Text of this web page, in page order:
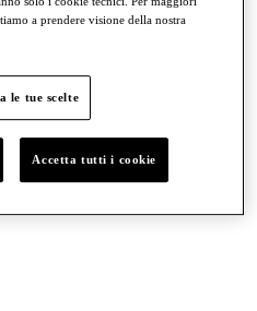
SEATCUPRA
a prendere visione della nostra
le tue scelte
Accetta tutti i cookie